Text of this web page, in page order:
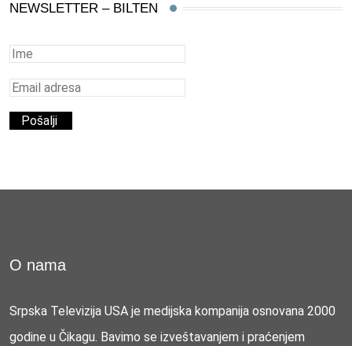
NEWSLETTER – BILTEN
O nama
Srpska Televizija USA je medijska kompanija osnovana 2000
godine u Čikagu. Bavimo se izveštavanjem i praćenjem